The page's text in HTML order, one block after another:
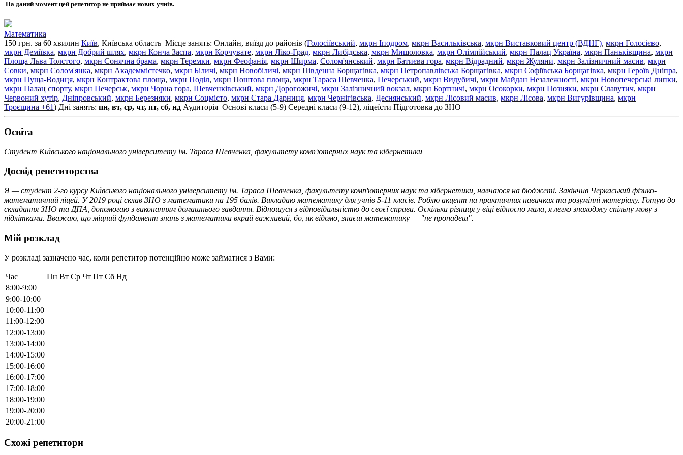
На даний момент цей репетитор не приймає нових учнів.
Математика
150 грн. за 60 хвилин Київ, Київська область Місце занять: Онлайн, виїзд до районів (Голосіївський, мкрн Іподром, мкрн Васильківська, мкрн Виставковий центр (ВДНГ), мкрн Голосієво,
мкрн Деміївка, мкрн Добрий шлях, мкрн Конча Заспа, мкрн Корчувате, мкрн Ліко-Град, мкрн Либідська, мкрн Мишоловка, мкрн Олімпійський, мкрн Палац Україна, мкрн Паньківщина, мкрн
Площа Льва Толстого, мкрн Сонячна брама, мкрн Теремки, мкрн Феофанія, мкрн Ширма, Солом'янський, мкрн Батиєва гора, мкрн Відрадний, мкрн Жуляни, мкрн Залізничний масив, мкрн
Совки, мкрн Солом'янка, мкрн Академмістечко, мкрн Біличі, мкрн Новобіличі, мкрн Південна Борщагівка, мкрн Петропавлівська Борщагівка, мкрн Софіївська Борщагівка, мкрн Героїв Дніпра,
мкрн Пуща-Водиця, мкрн Контрактова площа, мкрн Поділ, мкрн Поштова площа, мкрн Тараса Шевченка, Печерський, мкрн Видубичі, мкрн Майдан Незалежності, мкрн Новопечерські липки,
мкрн Палац спорту, мкрн Печерськ, мкрн Чорна гора, Шевченківський, мкрн Дорогожичі, мкрн Залізничний вокзал, мкрн Бортничі, мкрн Осокорки, мкрн Позняки, мкрн Славутич, мкрн
Червоний хутір, Дніпровський, мкрн Березняки, мкрн Соцмісто, мкрн Стара Дарниця, мкрн Чернігівська, Деснянський, мкрн Лісовий масив, мкрн Лісова, мкрн Вигурівщина, мкрн
Троєщина +61) Дні занять: пн, вт, ср, чт, пт, сб, нд Аудиторія Основі класи (5-9) Середні класи (9-12), ліцеїсти Підготовка до ЗНО
Освiта
Студент Київського національного університету ім. Тараса Шевченка, факультету комп'ютерних наук та кібернетики
Досвід репетиторства
Я — студент 2-го курсу Київського національного університету ім. Тараса Шевченка, факультету комп'ютерних наук та кібернетики, навчаюся на бюджеті. Закінчив Черкаський фізико-
математичний ліцей. У 2019 році склав ЗНО з математики на 195 балів. Викладаю математику для учнів 5-11 класів. Роблю акцент на практичних навичках та розумінні матеріалу. Готую до
складання ЗНО та ДПА, допомогаю з виконанням домашнього завдання. Відношуся з відповідальністю до своєї справи. Оскільки різниця у віці відносно мала, я легко знаходжу спільну мову з
підлітками. Вважаю, що міцний фундамент знань з математики вкрай важливий, бо, як відомо, знаєш математику — "не пропадеш".
Мій розклад
У розкладі зазначено час, коли репетитор потенційно може займатися з Вами:
Час Пн Вт Ср Чт Пт Сб Нд
8:00-9:00
9:00-10:00
10:00-11:00
11:00-12:00
12:00-13:00
13:00-14:00
14:00-15:00
15:00-16:00
16:00-17:00
17:00-18:00
18:00-19:00
19:00-20:00
20:00-21:00
Схожі репетитори